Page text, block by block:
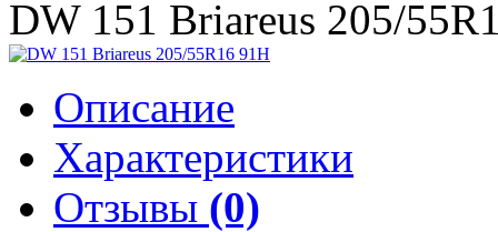
DW 151 Briareus 205/
Описание
Характеристики
Отзывы (0)